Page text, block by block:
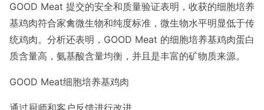
GOOD Meat 提交的安全和质量验证表明，收获的细胞培养
基鸡肉符合家禽微生物和纯度标准，微生物水平明显低于传
统鸡肉。分析还表明，GOOD Meat 的细胞培养基鸡肉蛋白
质含量高，氨基酸含量均衡，并且是丰富的矿物质来源。
GOOD Meat细胞培养基鸡肉
通过厨师和客户反馈进行改进